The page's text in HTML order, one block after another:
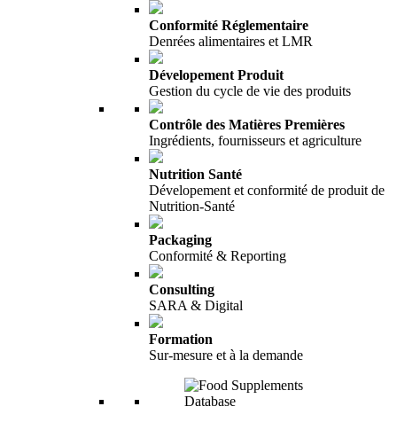
Conformité Réglementaire
Denrées alimentaires et LMR
Dévelopement Produit
Gestion du cycle de vie des produits
Contrôle des Matières Premières
Ingrédients, fournisseurs et agriculture
Nutrition Santé
Dévelopement et conformité de produit de
Nutrition-Santé
Packaging
Conformité & Reporting
Consulting
SARA & Digital
Formation
Sur-mesure et à la demande